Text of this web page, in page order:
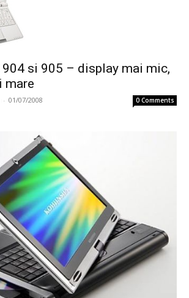
904 si 905 – display mai mic,
mare
- 01/07/2008 0 Comments